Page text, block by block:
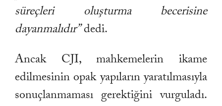
süreçleri oluşturma becerisine
dayanmalıdır”dedi.
Ancak CJI, mahkemelerin ikame
edilmesinin opak yapıların yaratılmasıyla
sonuçlanmaması gerektiğini vurguladı.